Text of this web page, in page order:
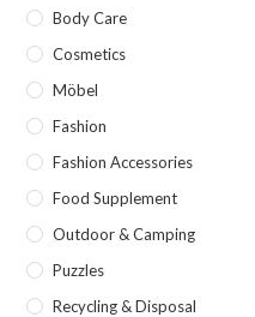
Body Care
Cosmetics
Möbel
Fashion
Fashion Accessories
Food Supplement
Outdoor & Camping
Puzzles
Recycling & Disposal